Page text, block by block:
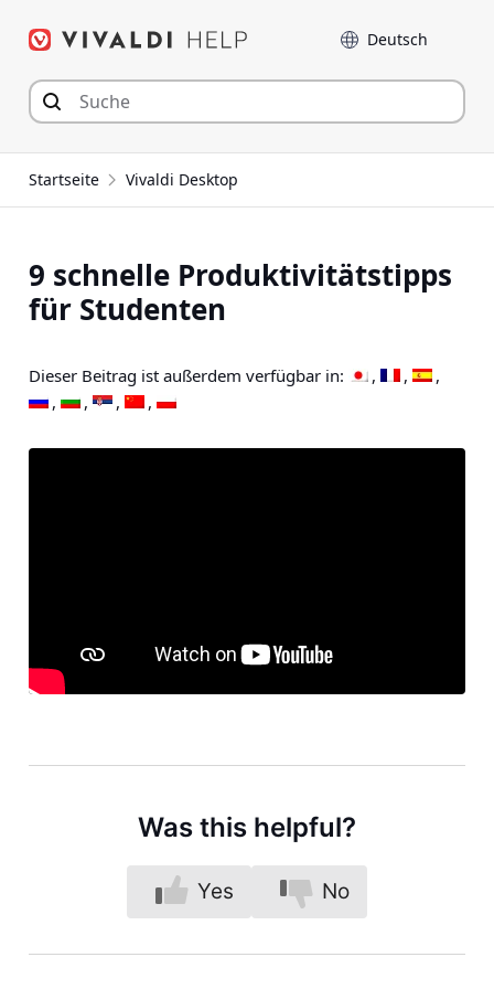
Inhalt
Sprache
Startseite Vivaldi Desktop
9 schnelle Produktivitätstipps
für Studenten
Dieser Beitrag ist außerdem verfügbar in:
Was this helpful?
Yes No